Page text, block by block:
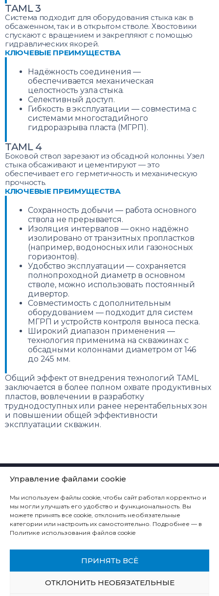
Управление файлами cookie
Мы используем файлы cookie, чтобы сайт работал корректно и
мы могли улучшать его удобство и функциональность. Вы
можете принять все cookie, отклонить необязательные
категории или настроить их самостоятельно. Подробнее — в
Политике использования файлов cookie
ПРИНЯТЬ ВСЁ
ОТКЛОНИТЬ НЕОБЯЗАТЕЛЬНЫЕ
TAML 3
Система подходит для оборудования стыка как в
обсаженном, так и в открытом стволе. Хвостовики
спускают с вращением и закрепляют с помощью
гидравлических якорей.
КЛЮЧЕВЫЕ ПРЕИМУЩЕСТВА
Надёжность соединения —
обеспечивается механическая
целостность узла стыка.
Селективный доступ.
Гибкость в эксплуатации — совместима с
системами многостадийного
гидроразрыва пласта (МГРП).
TAML 4
Боковой ствол зарезают из обсадной колонны. Узел
стыка обсаживают и цементируют — это
обеспечивает его герметичность и механическую
прочность.
КЛЮЧЕВЫЕ ПРЕИМУЩЕСТВА
Сохранность добычи — работа основного
ствола не прерывается.
Изоляция интервалов — окно надёжно
изолировано от транзитных пропластков
(например, водоносных или газоносных
горизонтов).
Удобство эксплуатации — сохраняется
полнопроходной диаметр в основном
стволе, можно использовать постоянный
дивертор.
Совместимость с дополнительным
оборудованием — подходит для систем
МГРП и устройств контроля выноса песка.
Широкий диапазон применения —
технология применима на скважинах с
обсадными колоннами диаметром от 146
до 245 мм.
Общий эффект от внедрения технологий TAML
заключается в более полном охвате продуктивных
пластов, вовлечении в разработку
труднодоступных или ранее нерентабельных зон
и повышении общей эффективности
эксплуатации скважин.
КОМПАНИЯ
ПРОДУКЦИЯ
СЕРВИС
КОНТАКТЫ